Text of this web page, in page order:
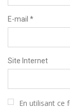
E-mail *
Site Internet
En utilisant ce